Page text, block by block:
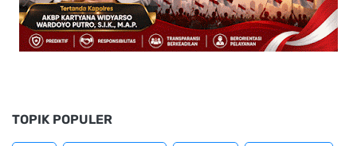
TOPIK POPULER